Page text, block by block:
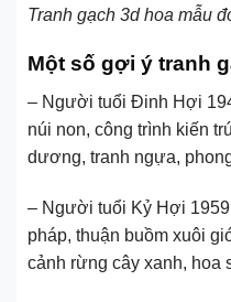
Tranh gạch 3d hoa mẫu
Một số gợi ý tranh
– Người tuổi Đinh Hợi
núi non, công trình kiến
dương, tranh ngựa,
– Người tuổi Kỷ Hợi
pháp, thuận buồm xuôi
cảnh rừng cây xanh, hoa